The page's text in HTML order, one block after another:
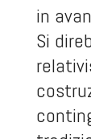
in
Si